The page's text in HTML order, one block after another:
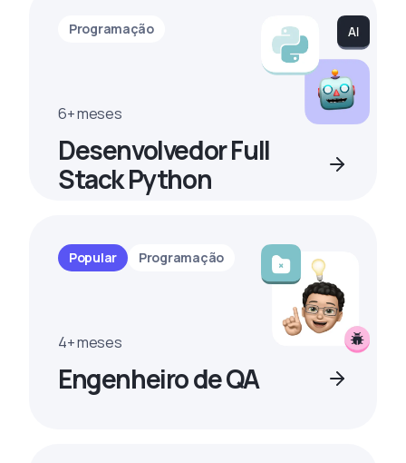
Programação
6+ meses
Desenvolvedor Full
Stack Python
Popular Programação
4+ meses
Engenheiro de QA